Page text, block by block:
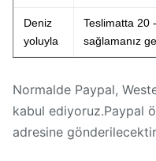
Deniz
yoluyla
Teslimatta 20
sağlamanız
Normalde Paypal,
kabul ediyoruz.Paypal
adresine